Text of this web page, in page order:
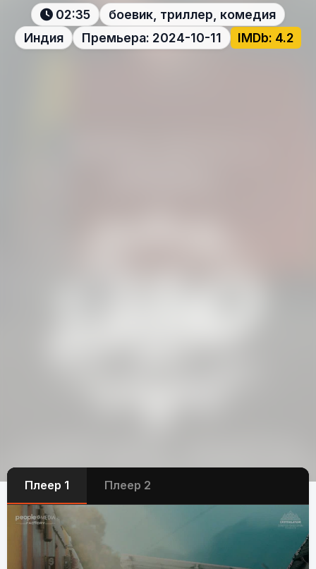
02:35
боевик, триллер, комедия
Индия
Премьера: 2024-10-11 IMDb: 4.2
Плеер 1 Плеер 2